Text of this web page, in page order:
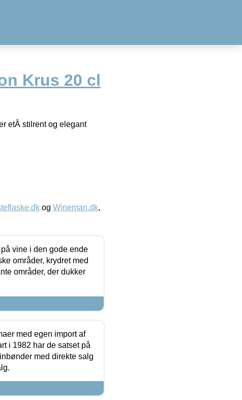
Krus 20 cl
etÂ stilrent og elegant
og Wineman.dk,
vine i den gode ende
områder, krydret med
områder, der dukker
med egen import af
i 1982 har de satset på
med direkte salg